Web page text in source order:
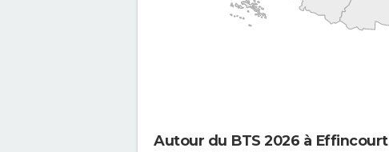
Autour du BTS 2026 à Effincourt